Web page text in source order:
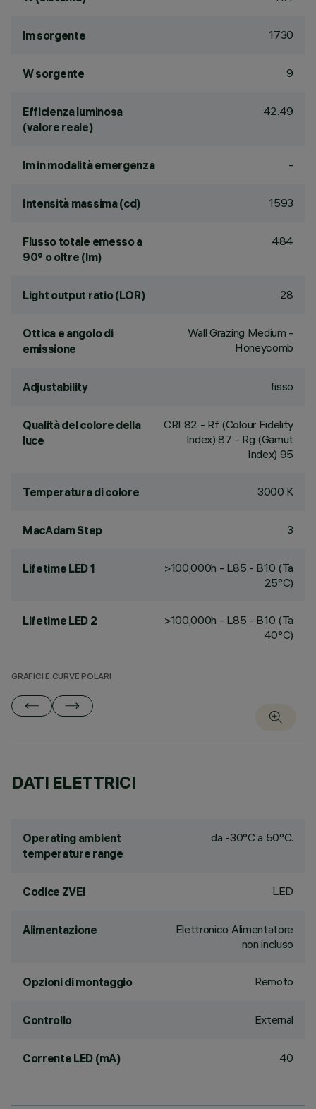
lm sorgente 1730
W sorgente 9
Efficienza luminosa
(valore reale)
42.49
lm in modalità emergenza -
Intensità massima (cd) 1593
Flusso totale emesso a
90° o oltre (lm)
484
Light output ratio (LOR) 28
Ottica e angolo di
emissione
Wall Grazing Medium -
Honeycomb
Adjustability fisso
Qualità del colore della
luce
CRI 82 - Rf (Colour Fidelity
Index) 87 - Rg (Gamut
Index) 95
Temperatura di colore 3000 K
MacAdam Step 3
Lifetime LED 1
>100,000h - L85 - B10 (Ta
25°C)
Lifetime LED 2
>100,000h - L85 - B10 (Ta
40°C)
GRAFICI E CURVE POLARI
DATI ELETTRICI
Operating ambient
temperature range
da -30°C a 50°C.
Codice ZVEI LED
Alimentazione
Elettronico Alimentatore
non incluso
Opzioni di montaggio Remoto
Controllo External
Corrente LED (mA) 40